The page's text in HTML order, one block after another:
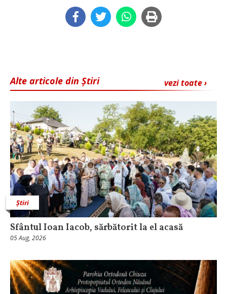
vezi toate ›
Alte articole din Știri
Știri
Sfântul Ioan Iacob, sărbătorit la el acasă
05 Aug, 2026